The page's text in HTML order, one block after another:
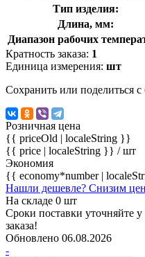
Тип изделия:
Длина, мм:
Диапазон рабочих
Кратность заказа: 1
Единица измерения: шт
Сохранить или поделиться
Розничная цена
{{ priceOld | localeString }}
{{ price | localeString }} / шт
Экономия
{{ economy*number |
Нашли дешевле? Снизим
На складе 0 шт
Сроки поставки уточняйте
заказа!
Обновлено 06.08.2026
-